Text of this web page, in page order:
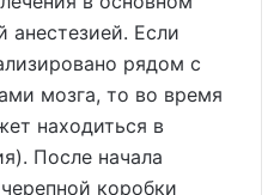
анестезией. Если
рядом с
мозга, то во время
находиться в
После начала
коробки